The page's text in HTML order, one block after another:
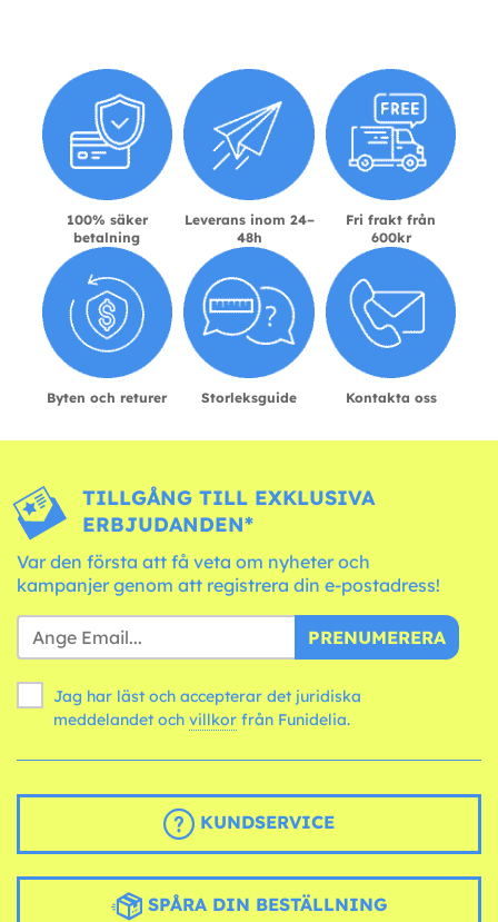
100% säker
betalning
Leverans inom 24–
48h
Fri frakt från
600kr
Byten och returer Storleksguide Kontakta oss
TILLGÅNG TILL EXKLUSIVA
ERBJUDANDEN*
Var den första att få veta om nyheter och
kampanjer genom att registrera din e-postadress!
PRENUMERERA
Jag har läst och accepterar det juridiska
meddelandet och villkor från Funidelia.
KUNDSERVICE
SPÅRA DIN BESTÄLLNING